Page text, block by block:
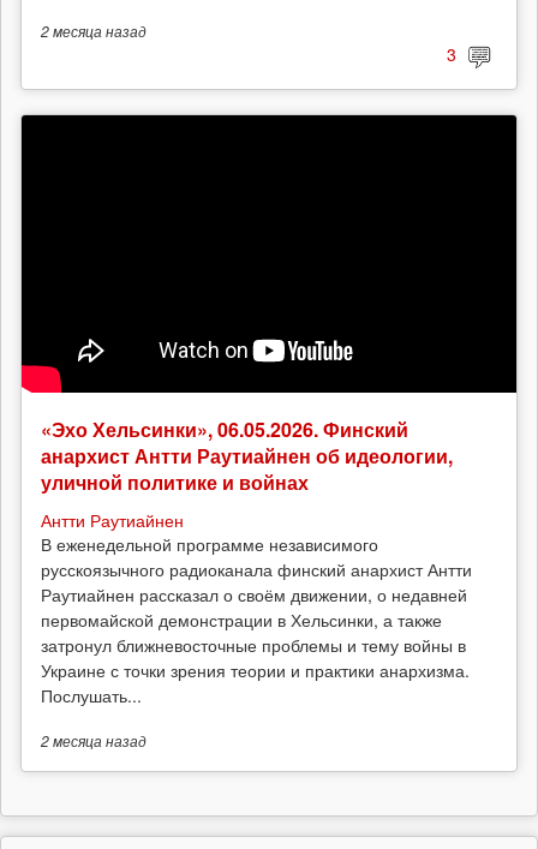
2 месяцаназад
3
«Эхо Хельсинки», 06.05.2026. Финский
анархист Антти Раутиайнен об идеологии,
уличной политике и войнах
Антти Раутиайнен
В еженедельной программе независимого
русскоязычного радиоканала финский анархист Антти
Раутиайнен рассказал о своём движении, о недавней
первомайской демонстрации в Хельсинки, а также
затронул ближневосточные проблемы и тему войны в
Украине с точки зрения теории и практики анархизма.
Послушать...
2 месяцаназад